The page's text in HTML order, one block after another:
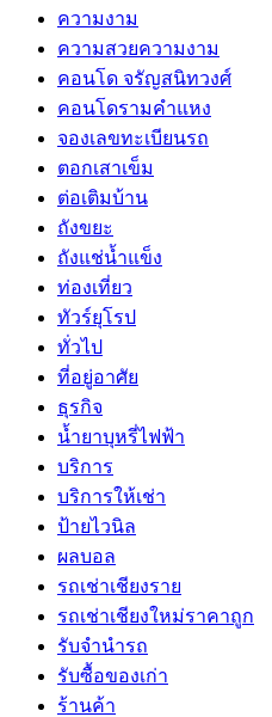
ความงาม
ความสวยความงาม
คอนโด จรัญสนิทวงศ์
คอนโดรามคำแหง
จองเลขทะเบียนรถ
ตอกเสาเข็ม
ต่อเติมบ้าน
ถังขยะ
ถังแช่น้ำแข็ง
ท่องเที่ยว
ทัวร์ยุโรป
ทั่วไป
ที่อยู่อาศัย
ธุรกิจ
น้ำยาบุหรี่ไฟฟ้า
บริการ
บริการให้เช่า
ป้ายไวนิล
ผลบอล
รถเช่าเชียงราย
รถเช่าเชียงใหม่ราคาถูก
รับจำนำรถ
รับซื้อของเก่า
ร้านค้า